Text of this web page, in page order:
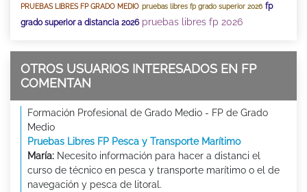
PRUEBAS LIBRES FP GRADO MEDIO pruebas libres fp grado superior 2026 fp
grado superior a distancia 2026 pruebas libres fp 2026
OTROS USUARIOS INTERESADOS EN FP
COMENTAN
Formación Profesional de Grado Medio - FP de Grado
Medio
Pruebas Libres FP Pesca y Transporte Marítimo
María: Necesito información para hacer a distanci el
curso de técnico en pesca y transporte marítimo o el de
navegación y pesca de litoral.